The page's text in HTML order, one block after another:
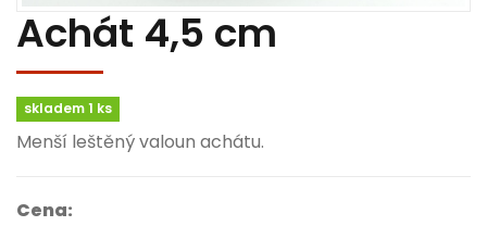
Achát 4,5 cm
skladem 1 ks
Menší leštěný valoun achátu.
Cena: